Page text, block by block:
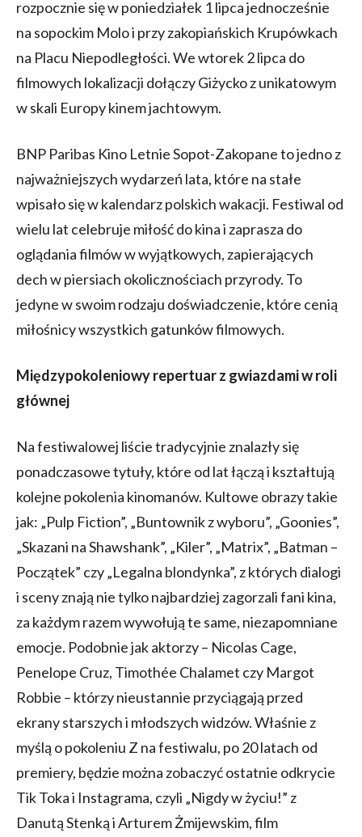
rozpocznie się w poniedziałek 1 lipca jednocześnie
na sopockim Molo i przy zakopiańskich Krupówkach
na Placu Niepodległości. We wtorek 2 lipca do
filmowych lokalizacji dołączy Giżycko z unikatowym
w skali Europy kinem jachtowym.
BNP Paribas Kino Letnie Sopot-Zakopane to jedno z
najważniejszych wydarzeń lata, które na stałe
wpisało się w kalendarz polskich wakacji. Festiwal od
wielu lat celebruje miłość do kina i zaprasza do
oglądania filmów w wyjątkowych, zapierających
dech w piersiach okolicznościach przyrody. To
jedyne w swoim rodzaju doświadczenie, które cenią
miłośnicy wszystkich gatunków filmowych.
Międzypokoleniowy repertuar z gwiazdami w roli
głównej
Na festiwalowej liście tradycyjnie znalazły się
ponadczasowe tytuły, które od lat łączą i kształtują
kolejne pokolenia kinomanów. Kultowe obrazy takie
jak: „Pulp Fiction”, „Buntownik z wyboru”, „Goonies”,
„Skazani na Shawshank”, „Kiler”, „Matrix”, „Batman –
Początek” czy „Legalna blondynka”, z których dialogi
i sceny znają nie tylko najbardziej zagorzali fani kina,
za każdym razem wywołują te same, niezapomniane
emocje. Podobnie jak aktorzy – Nicolas Cage,
Penelope Cruz, Timothée Chalamet czy Margot
Robbie – którzy nieustannie przyciągają przed
ekrany starszych i młodszych widzów. Właśnie z
myślą o pokoleniu Z na festiwalu, po 20 latach od
premiery, będzie można zobaczyć ostatnie odkrycie
Tik Toka i Instagrama, czyli „Nigdy w życiu!” z
Danutą Stenką i Arturem Żmijewskim, film